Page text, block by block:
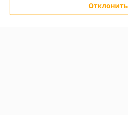
Отклонить